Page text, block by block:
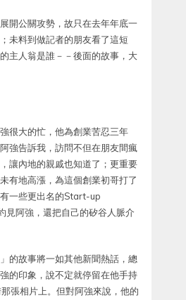
開公關攻勢，故只在去年年底一
未料到做記者的朋友看了這短
主人翁是誰－－後面的故事，大
很大的忙，他為創業苦忍三年
強告訴我，訪問不但在朋友間瘋
讓內地的親戚也知道了；更重要
有地高漲，為這個創業初哥打了
一些更出名的Start-up
見阿強，還把自己的矽谷人脈介
的故事將一如其他新聞熱話，總
的印象，說不定就停留在他手持
張相片上。但對阿強來說，他的